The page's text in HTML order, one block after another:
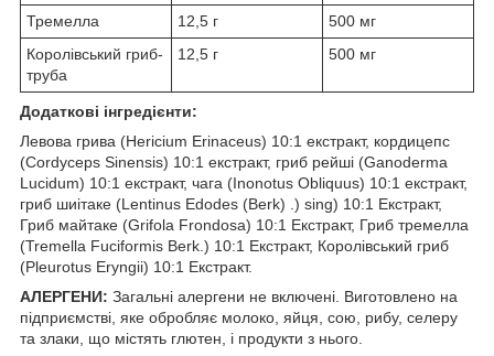
Тремелла
12,5 г
500 мг
Королівський гриб-
труба
12,5 г 500 мг
Додаткові інгредієнти:
Левова грива (Hericium Erinaceus) 10:1 екстракт, кордицепс
(Cordyceps Sinensis) 10:1 екстракт, гриб рейші (Ganoderma
Lucidum) 10:1 екстракт, чага (Inonotus Obliquus) 10:1 екстракт,
гриб шиітаке (Lentinus Edodes (Berk) .) sing) 10:1 Екстракт,
Гриб майтаке (Grifola Frondosa) 10:1 Екстракт, Гриб тремелла
(Tremella Fuciformis Berk.) 10:1 Екстракт, Королівський гриб
(Pleurotus Eryngii) 10:1 Екстракт.
АЛЕРГЕНИ: Загальні алергени не включені. Виготовлено на
підприємстві, яке обробляє молоко, яйця, сою, рибу, селеру
та злаки, що містять глютен, і продукти з нього.